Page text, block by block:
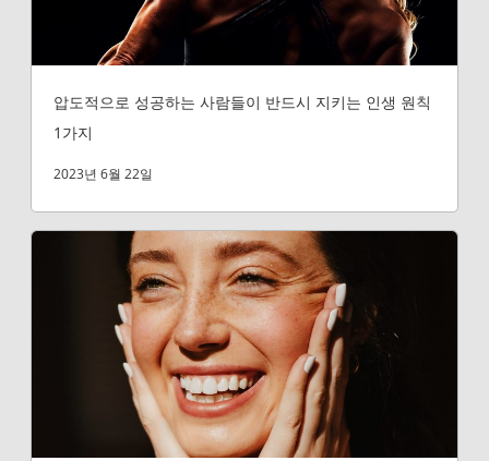
압도적으로 성공하는 사람들이 반드시 지키는 인생 원칙
1가지
2023년 6월 22일